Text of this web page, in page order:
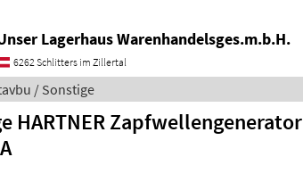
Lagerhaus Warenhandelsges.m.b.H.
6262 Schlitters im Zillertal
/ Sonstige
HARTNER Zapfwellengenerator